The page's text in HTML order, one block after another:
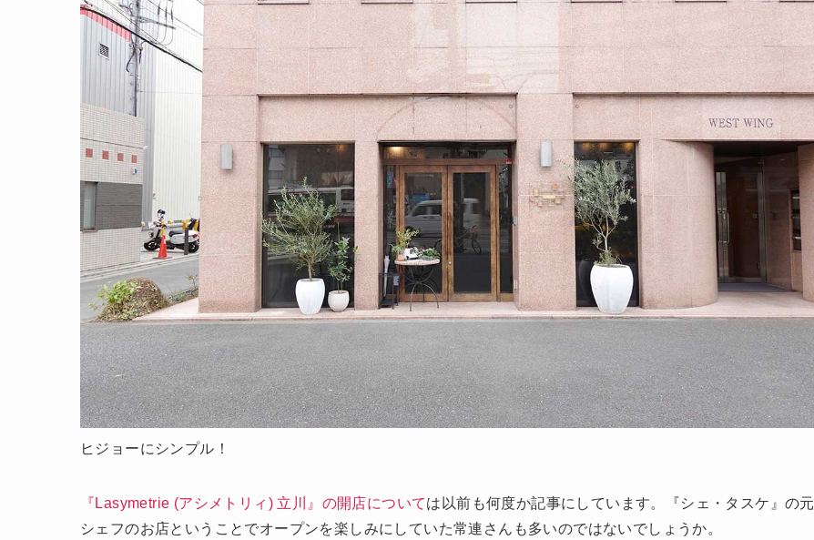
ヒジョーにシンプル！
『Lasymetrie (アシメトリィ) 立川』の開店については以前も何度か記事にしています。『シェ・タスケ』の元
シェフのお店ということでオープンを楽しみにしていた常連さんも多いのではないでしょうか。